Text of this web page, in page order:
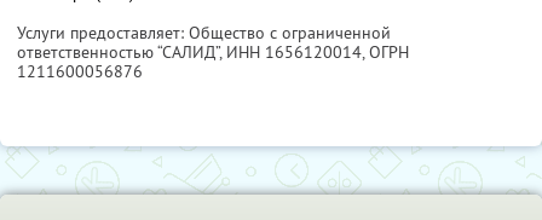
Услуги предоставляет: Общество с ограниченной
ответственностью “САЛИД”, ИНН 1656120014, ОГРН
1211600056876